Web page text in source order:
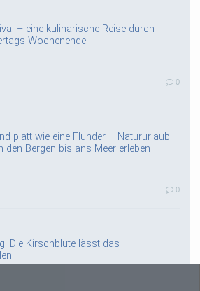
– eine kulinarische Reise durch
Wochenende
0
platt wie eine Flunder – Natururlaub
den Bergen bis ans Meer erleben
0
Die Kirschblüte lässt das